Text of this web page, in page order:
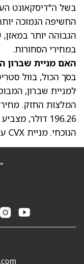
בשל ה"דיסקאונט
החשיפה הנמוכה
הגבוהה יותר
במחירי הסחורות.
האם מניית שברון
בסך הכול, בוול
המלצות החזק.
הנוכחי. מניית CVX עלתה ב־33% מתחילת השנה.